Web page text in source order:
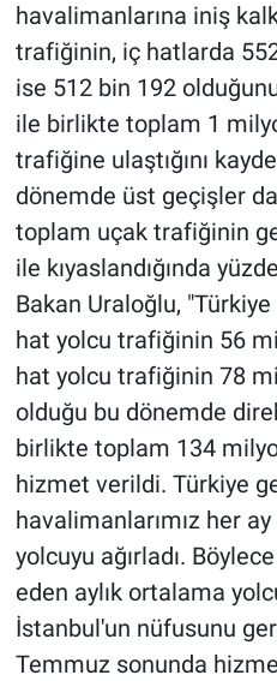
havalimanlarına iniş
trafiğinin, iç hatlarda
ise 512 bin 192
ile birlikte toplam 1
trafiğine ulaştığını
dönemde üst geçişler
toplam uçak trafiğinin
ile kıyaslandığında
Bakan Uraloğlu,
hat yolcu trafiğinin 56
hat yolcu trafiğinin 78
olduğu bu dönemde
birlikte toplam 134
hizmet verildi. Türkiye
havalimanlarımız her
yolcuyu ağırladı.
eden aylık ortalama
İstanbul'un nüfusunu
Temmuz sonunda